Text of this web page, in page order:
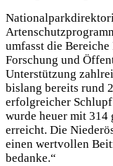
umfasst die
Forschung und
Unterstützung
bislang bereits rund
erfolgreicher
wurde heuer mit 314
erreicht. Die
einen wertvollen
bedanke.“